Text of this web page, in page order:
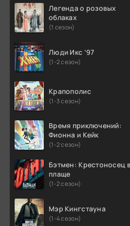
Легенда о розовых
облаках
(1 сезон)
Люди Икс ’97
(1-2 сезон)
Крапополис
(1-3 сезон)
Время приключений:
Фионна и Кейк
(1-2 сезон)
Бэтмен: Крестоносец
плаще
(1-2 сезон)
Мэр Кингстауна
(1-4 сезон)